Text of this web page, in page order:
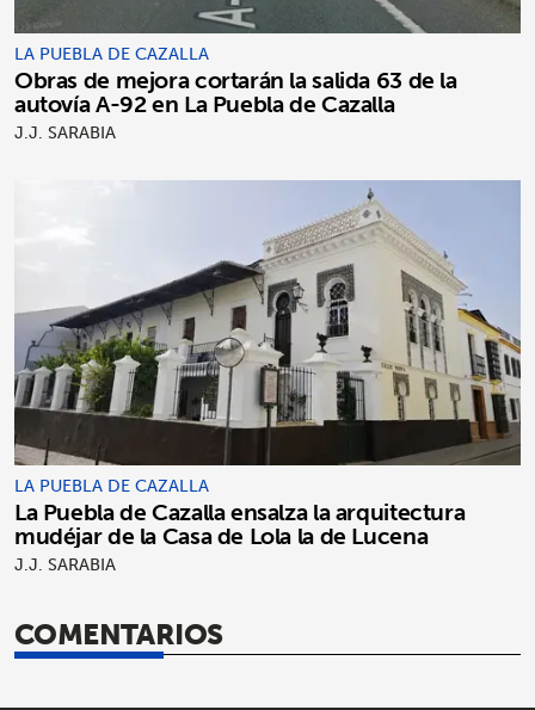
LA PUEBLA DE CAZALLA
Obras de mejora cortarán la salida 63 de la
autovía A-92 en La Puebla de Cazalla
J.J. SARABIA
LA PUEBLA DE CAZALLA
La Puebla de Cazalla ensalza la arquitectura
mudéjar de la Casa de Lola la de Lucena
J.J. SARABIA
COMENTARIOS